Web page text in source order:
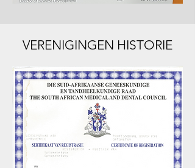
VERENIGINGEN HISTORIE